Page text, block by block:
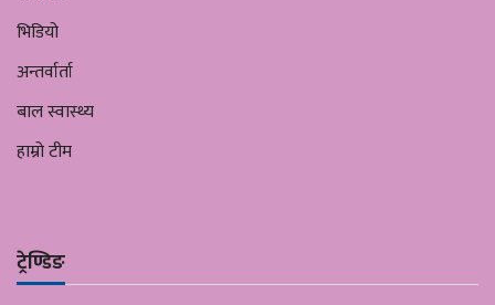
भिडियो
अन्तर्वार्ता
बाल स्वास्थ्य
हाम्रो टीम
ट्रेण्डिङ